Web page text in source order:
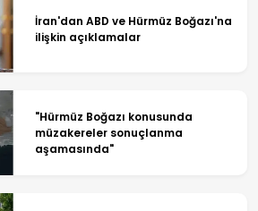
İran'dan ABD ve Hürmüz Boğazı'na
ilişkin açıklamalar
"Hürmüz Boğazı konusunda
müzakereler sonuçlanma
aşamasında"